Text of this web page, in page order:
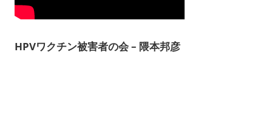
HPVワクチン被害者の会 – 隈本邦彦